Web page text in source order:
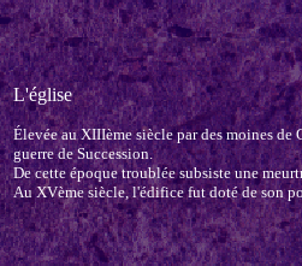
L'église
Élevée au XIIIème siècle par des moines
guerre de Succession.
De cette époque troublée subsiste une
Au XVème siècle, l'édifice fut doté de son